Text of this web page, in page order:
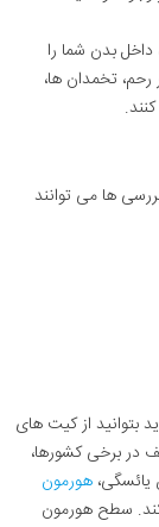
داخل بدن شما را
تخمدان ها،
ها می توانند
بتوانید از کیت های
در برخی کشورها،
هورمون
کند. سطح هورمون